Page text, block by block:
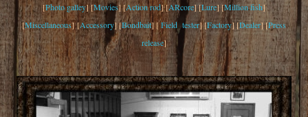
[Photo galley] [Movies] [Action rod] [ARcore] [Lure] [Million fish]
[Miscellaneous] [Accessory] [Bondbait] [Field tester] [Factory] [Dealer] [Press
release]